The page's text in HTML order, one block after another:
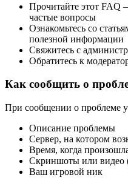
Прочитайте этот FAQ
частые вопросы
Ознакомьтесь со
полезной информации
Свяжитесь с
Обратитесь к
Как сообщить о
При сообщении о проблеме
Описание проблемы
Сервер, на котором
Время, когда
Скриншоты или видео
Ваш игровой ник